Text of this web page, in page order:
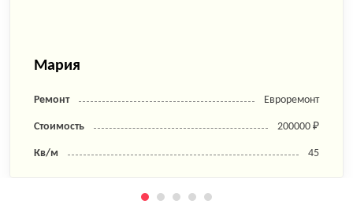
Мария
Ремонт Евроремонт
Стоимость 200000 ₽
Кв/м 45